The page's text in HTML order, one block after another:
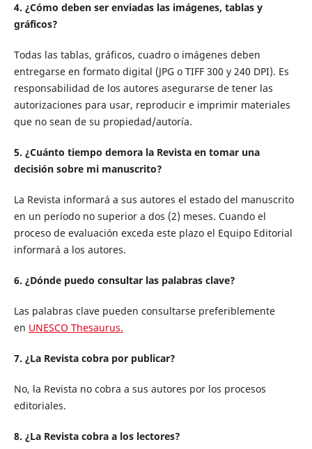
4. ¿Cómo deben ser enviadas las imágenes, tablas y
gráficos?
Todas las tablas, gráficos, cuadro o imágenes deben
entregarse en formato digital (JPG o TIFF 300 y 240 DPI). Es
responsabilidad de los autores asegurarse de tener las
autorizaciones para usar, reproducir e imprimir materiales
que no sean de su propiedad/autoría.
5. ¿Cuánto tiempo demora la Revista en tomar una
decisión sobre mi manuscrito?
La Revista informará a sus autores el estado del manuscrito
en un período no superior a dos (2) meses. Cuando el
proceso de evaluación exceda este plazo el Equipo Editorial
informará a los autores.
6. ¿Dónde puedo consultar las palabras clave?
Las palabras clave pueden consultarse preferiblemente
en UNESCO Thesaurus.
7. ¿La Revista cobra por publicar?
No, la Revista no cobra a sus autores por los procesos
editoriales.
8. ¿La Revista cobra a los lectores?